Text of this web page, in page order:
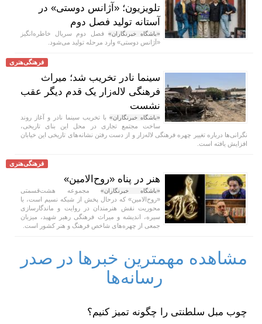
تلویزیون؛ «آژانس دوستی» در
آستانه تولید فصل دوم
«باشگاه خبرنگاران» فصل دوم سریال خاطره‌انگیز
«آژانس دوستی» وارد مرحله تولید می‌شود.
فرهنگی‌هنری
سینما نادر تخریب شد؛ میراث
فرهنگی لاله‌زار یک قدم دیگر عقب
نشست
«باشگاه خبرنگاران» با تخریب سینما نادر و آغاز روند
ساخت مجتمع تجاری در محل این بنای تاریخی،
نگرانی‌ها درباره تغییر چهره فرهنگی لاله‌زار و از دست رفتن نشانه‌های تاریخی این خیابان
افزایش یافته است.
فرهنگی‌هنری
هنر در پناه «روح‌الامین»
«باشگاه خبرنگاران»مجموعه هشت‌قسمتی
«روح‌الامین» که درحال پخش از شبکه نسیم است، با
محوریت نقش هنرمندان در روایت و ماندگارسازی
سیره، اندیشه و میراث فرهنگی رهبر شهید، میزبان
جمعی از چهره‌های شاخص فرهنگ و هنر کشور است.
مشاهده مهمترین خبرها در صدر
رسانه‌ها
چوب مبل سلطنتی را چگونه تمیز کنیم؟